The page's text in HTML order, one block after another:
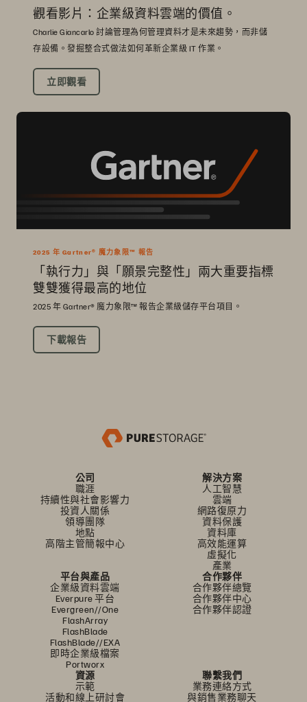
觀看影片：企業級資料雲端的價值。
Charlie Giancarlo 討論管理為何管理資料才是未來趨勢，而非儲
存設備。發掘整合式做法如何革新企業級 IT 作業。
立即觀看
2025 年 Gartner® 魔力象限™ 報告
「執行力」與「願景完整性」兩大重要指標
雙雙獲得最高的地位
2025 年 Gartner® 魔力象限™ 報告企業級儲存平台項目。
下載報告
公司
職涯
持續性與社會影響力
投資人關係
領導團隊
地點
高階主管簡報中心
解決方案
人工智慧
雲端
網路復原力
資料保護
資料庫
高效能運算
虛擬化
產業
平台與產品
企業級資料雲端
Everpure 平台
Evergreen//One
FlashArray
FlashBlade
FlashBlade//EXA
即時企業級檔案
Portworx
合作夥伴
合作夥伴總覽
合作夥伴中心
合作夥伴認證
資源
示範
活動和線上研討會
聯繫我們
業務連絡方式
與銷售業務聊天